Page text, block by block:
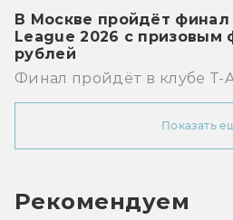
В Москве пройдёт финал
League 2026 с призовым
рублей
Финал пройдёт в клубе T-
Показать
Рекомендуем